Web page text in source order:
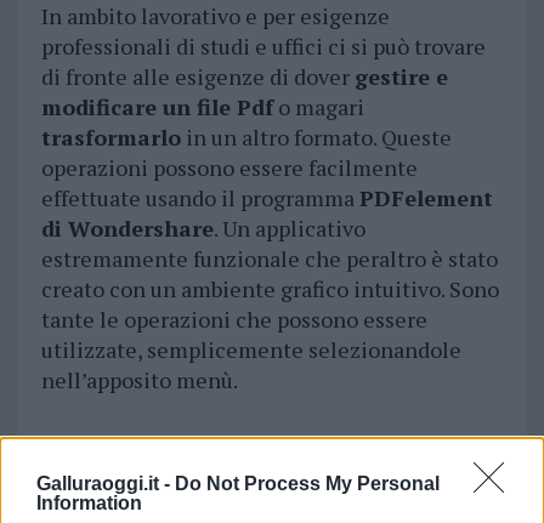
Galluraoggi.it - Do Not Process My Personal
Information
In ambito lavorativo e per esigenze
professionali di studi e uffici ci si può trovare
di fronte alle esigenze di dover gestire e
modificare un file Pdfo magari
trasformarloin un altro formato. Queste
operazioni possono essere facilmente
effettuate usando il programmaPDFelement
di Wondershare. Un applicativo
estremamente funzionale che peraltro è stato
creato con un ambiente grafico intuitivo. Sono
tante le operazioni che possono essere
utilizzate, semplicemente selezionandole
nell’apposito menù.